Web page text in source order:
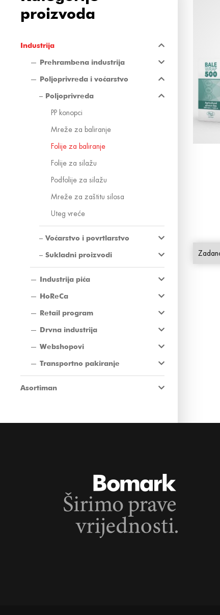
proizvoda
Industrija
Prehrambena industrija
Poljoprivreda i voćarstvo
Poljoprivreda
PP konopci
Mreže za baliranje
Folije za baliranje
Folije za silažu
Podfolije za silažu
Mreže za zaštitu silosa
Uteg vreće
Voćarstvo i povrtlarstvo
Sukladni proizvodi
Industrija pića
HoReCa
Retail program
Drvna industrija
Webshopovi
Transportno pakiranje
Asortiman